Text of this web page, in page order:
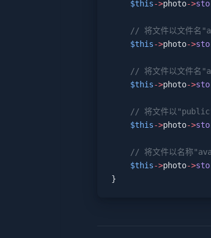
    $this
->photo->
// 将文件以文件名
    $this
->photo->
// 将文件以文件名
    $this
->photo->
// 将文件以
    $this
->photo->
// 将文件以名称
    $this
->photo->
}